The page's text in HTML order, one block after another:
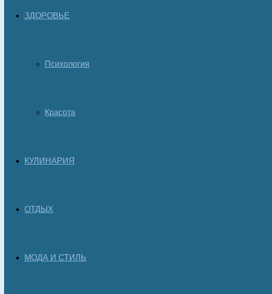
ЗДОРОВЬЕ
Психология
Красота
КУЛИНАРИЯ
ОТДЫХ
МОДА И СТИЛЬ